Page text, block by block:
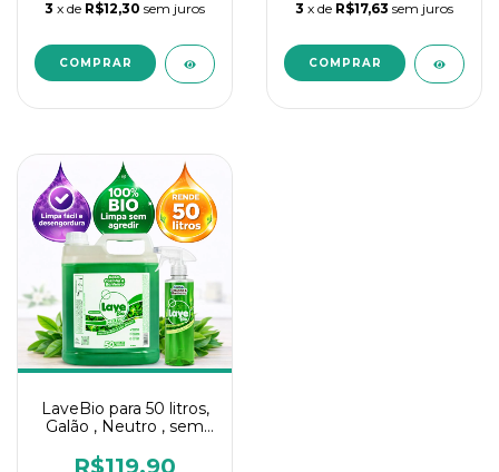
3 x de R$12,30 sem juros
3 x de R$17,63 sem juros
LaveBio para 50 litros,
Galão , Neutro , sem